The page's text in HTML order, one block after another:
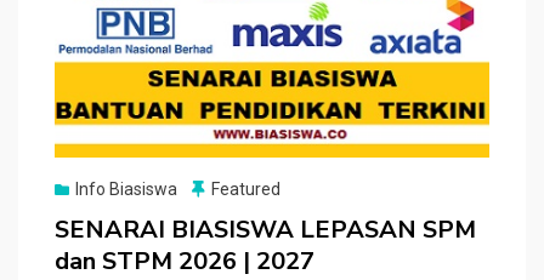
Info Biasiswa Featured
SENARAI BIASISWA LEPASAN SPM
dan STPM 2026 | 2027